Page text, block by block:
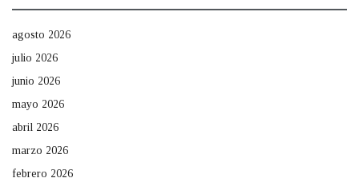
agosto 2026
julio 2026
junio 2026
mayo 2026
abril 2026
marzo 2026
febrero 2026